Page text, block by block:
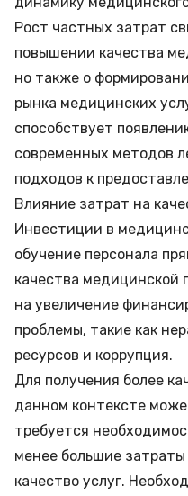
Рост частных затрат
повышении качества
но также о
рынка медицинских
способствует
современных методов
подходов к
Влияние затрат на
Инвестиции в
обучение персонала
качества медицинской
на увеличение
проблемы, такие как
ресурсов и коррупция.
Для получения более
данном контексте
требуется
менее большие
качество услуг.